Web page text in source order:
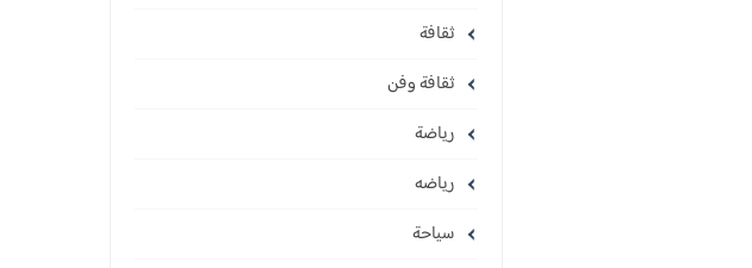
ثقافة
ثقافة وفن
رياضة
رياضه
سياحة